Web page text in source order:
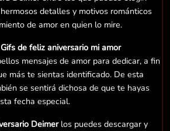
detalles y motivos románticos
de amor en quien lo mire.
Gifs de feliz aniversario mi amor
mensajes de amor para dedicar, a fin
más te sientas identificado. De esta
se sentirá dichosa de que te hayas
fecha especial.
Deimerlos puedes descargar y